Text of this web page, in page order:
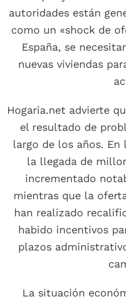
autoridades están
como un «shock de
España, se
nuevas viviendas
Hogaria.net advierte
el resultado de
largo de los años. En
la llegada de
incrementado
mientras que la
han realizado
habido incentivos
plazos
La situación